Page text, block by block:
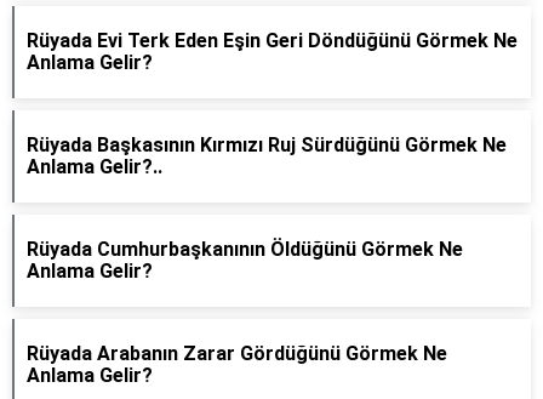
Rüyada Evi Terk Eden Eşin Geri Döndüğünü Görmek Ne
Anlama Gelir?
Rüyada Başkasının Kırmızı Ruj Sürdüğünü Görmek Ne
Anlama Gelir?..
Rüyada Cumhurbaşkanının Öldüğünü Görmek Ne
Anlama Gelir?
Rüyada Arabanın Zarar Gördüğünü Görmek Ne
Anlama Gelir?